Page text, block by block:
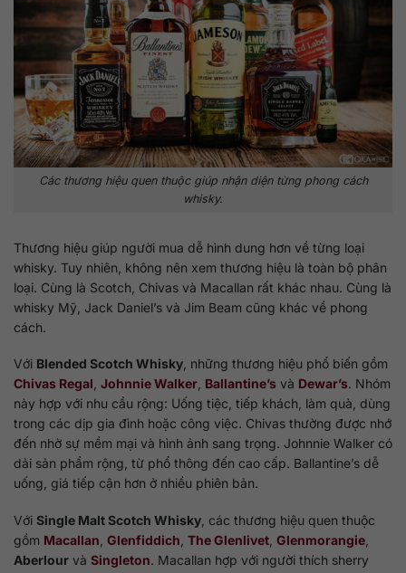
Các thương hiệu quen thuộc giúp nhận diện từng phong cách
whisky.
Thương hiệu giúp người mua dễ hình dung hơn về từng loại
whisky. Tuy nhiên, không nên xem thương hiệu là toàn bộ phân
loại. Cùng là Scotch, Chivas và Macallan rất khác nhau. Cùng là
whisky Mỹ, Jack Daniel’s và Jim Beam cũng khác về phong
cách.
Với Blended Scotch Whisky, những thương hiệu phổ biến gồm
Chivas Regal, Johnnie Walker, Ballantine’s và Dewar’s. Nhóm
này hợp với nhu cầu rộng: Uống tiệc, tiếp khách, làm quà, dùng
trong các dịp gia đình hoặc công việc. Chivas thường được nhớ
đến nhờ sự mềm mại và hình ảnh sang trọng. Johnnie Walker có
dải sản phẩm rộng, từ phổ thông đến cao cấp. Ballantine’s dễ
uống, giá tiếp cận hơn ở nhiều phiên bản.
Với Single Malt Scotch Whisky , các thương hiệu quen thuộc
gồm Macallan Glenfiddich The Glenlivet Glenmorangie
Aberlour và Singleton. Macallan hợp với người thích sherry